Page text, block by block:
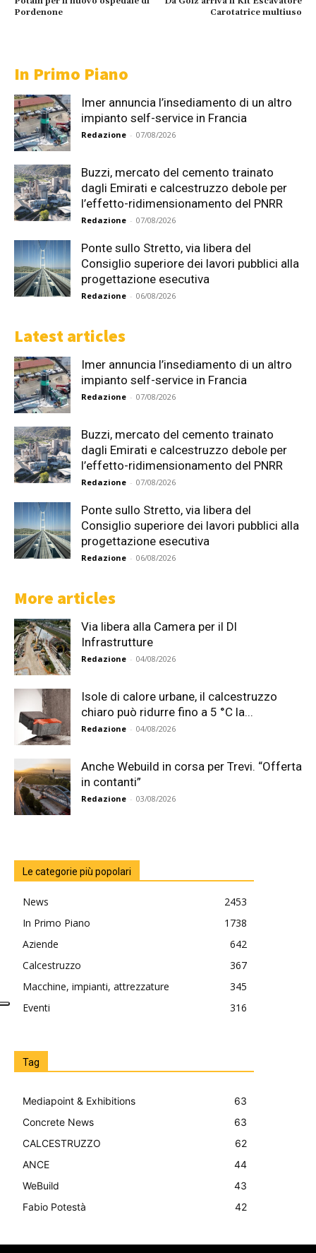
Pordenone
Carotatrice multiuso
In Primo Piano
Imer annuncia l’insediamento di un altro
impianto self-service in Francia
Redazione - 07/08/2026
Buzzi, mercato del cemento trainato
dagli Emirati e calcestruzzo debole per
l’effetto-ridimensionamento del PNRR
Redazione - 07/08/2026
Ponte sullo Stretto, via libera del
Consiglio superiore dei lavori pubblici alla
progettazione esecutiva
Redazione - 06/08/2026
Latest articles
Imer annuncia l’insediamento di un altro
impianto self-service in Francia
Redazione - 07/08/2026
Buzzi, mercato del cemento trainato
dagli Emirati e calcestruzzo debole per
l’effetto-ridimensionamento del PNRR
Redazione - 07/08/2026
Ponte sullo Stretto, via libera del
Consiglio superiore dei lavori pubblici alla
progettazione esecutiva
Redazione - 06/08/2026
More articles
Via libera alla Camera per il Dl
Infrastrutture
Redazione - 04/08/2026
Isole di calore urbane, il calcestruzzo
chiaro può ridurre fino a 5 °C la...
Redazione - 04/08/2026
Anche Webuild in corsa per Trevi. “Offerta
in contanti”
Redazione - 03/08/2026
Le categorie più popolari
News
2453
In Primo Piano
1738
Aziende
642
Calcestruzzo
367
Macchine, impianti, attrezzature
345
Eventi
316
Tag
Mediapoint & Exhibitions
63
Concrete News
63
CALCESTRUZZO
62
ANCE
44
WeBuild
43
Fabio Potestà
42